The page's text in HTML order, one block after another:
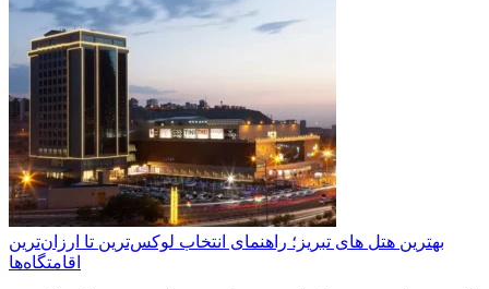
بهترین هتل های تبریز؛ راهنمای انتخاب لوکس‌ترین تا ارزان‌ترین
اقامتگاه‌ها